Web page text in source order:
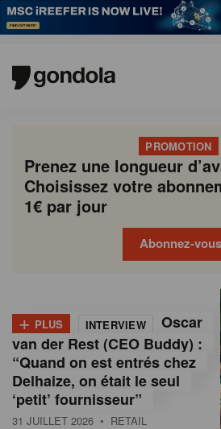
PROMOTION
Prenez une longueur
Choisissez votre
1€ par jour
Abonnez-vous
o
n
d
o
+ PLUS INTERVIEW
Oscar
van der Rest (CEO Buddy) :
“Quand on est entrés chez
Delhaize, on était le seul
‘petit’ fournisseur”
31 JUILLET 2026 • RETAIL